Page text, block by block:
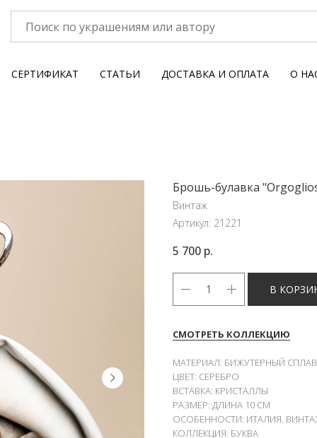
СЕРТИФИКАТ СТАТЬИ ДОСТАВКА И ОПЛАТА О
Брошь-булавка
Винтаж
Артикул: 21221
5 700 р.
В
СМОТРЕТЬ КОЛЛЕКЦИЮ
МАТЕРИАЛ: БИЖУТЕРНЫЙ СПЛАВ
ЦВЕТ: СЕРЕБРО
ВСТАВКА: КРИСТАЛЛЫ
РАЗМЕР: ДЛИНА 10 СМ
ОСОБЕННОСТИ: ИТАЛИЯ.
КОЛЛЕКЦИЯ: БУКВА